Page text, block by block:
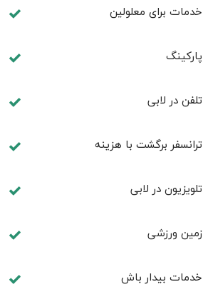
خدمات برای معلولین
پاركينگ
تلفن در لابی
ترانسفر برگشت با هزینه
تلویزیون در لابی
زمین ورزشی
خدمات بیدار باش